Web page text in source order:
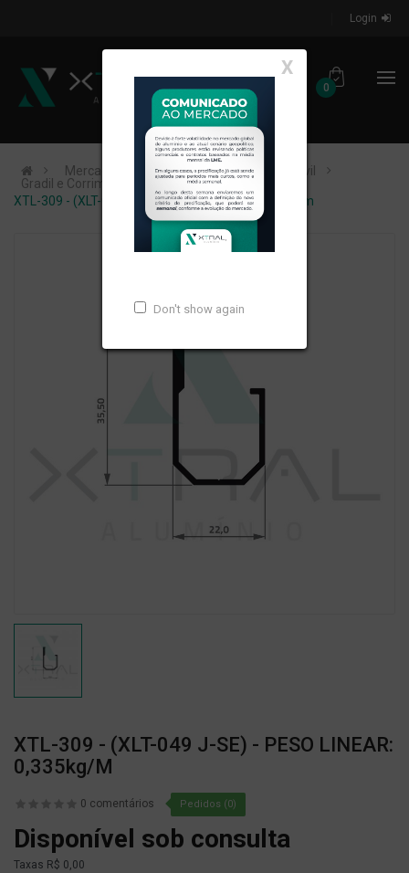
Login
0
X
Don't show again
Mercados de Atuação
Construção Civil
Gradil e Corrimão
XTL-309 - (XLT-049 J-SE) - PESO LINEAR: 0,335kg/m
XTL-309 - (XLT-049 J-SE) - PESO LINEAR:
0,335kg/m
0 comentários Pedidos (0)
Disponível sob consulta
Taxas R$ 0,00